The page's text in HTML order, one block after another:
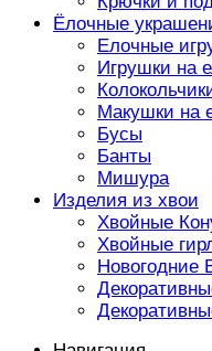
Ёлочные
Елочные
Игрушки на
Макушки на
Бусы
Банты
Мишура
Изделия из хвои
Хвойные
Хвойные
Новогодние